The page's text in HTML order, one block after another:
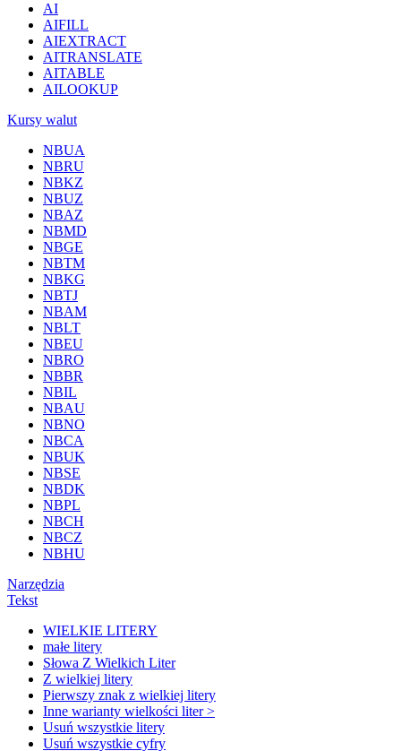
AI
AIFILL
AIEXTRACT
AITRANSLATE
AITABLE
AILOOKUP
Kursy walut
NBUA
NBRU
NBKZ
NBUZ
NBAZ
NBMD
NBGE
NBTM
NBKG
NBTJ
NBAM
NBLT
NBEU
NBRO
NBBR
NBIL
NBAU
NBNO
NBCA
NBUK
NBSE
NBDK
NBPL
NBCH
NBCZ
NBHU
Narzędzia
Tekst
WIELKIE LITERY
małe litery
Słowa Z Wielkich Liter
Z wielkiej litery
Pierwszy znak z wielkiej litery
Inne warianty wielkości liter >
Usuń wszystkie litery
Usuń wszystkie cyfry